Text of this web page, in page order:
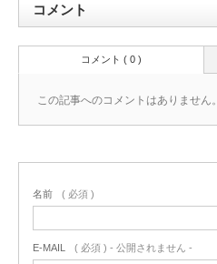
コメント
コメント ( 0 )
この記事へのコメントはありません。
名前 ( 必須 )
E-MAIL ( 必須 ) - 公開されません -